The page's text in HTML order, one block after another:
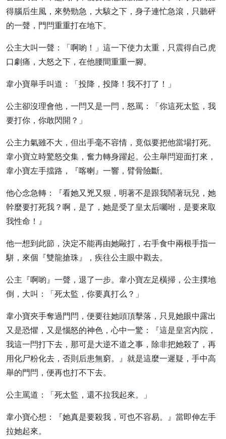
得腦后生風，來勢勁急，大駭之下，身子連忙急滾，只聽砰
的一聲，門閂重重打在地下。
公主大叫一聲：「啊喲！」這一下使力太重，只震得自己虎
口劇痛，大怒之下，在他腰間重重一腳。
韋小寶舉手叫道：「投降，投降！我不打了！」
公主卻沒理會他，一閂又是一閂，怒罵：「你這死太監，我
要打你，你敢閃開？」
公主力氣雖不大，但出手毫不容情，竟似要把他當場打死。
韋小寶立時驚怒交集，奮力轉身躍起。公主舉閂迎面打來，
韋小寶左手擋路，『喀喇』一響，臂骨險斷。
他心念急轉：『看她又兇又狠，明著不是跟我鬧著玩兒，她
幹麼要打死我？啊，是了，她是受了皇太后囑咐，是要來取
我性命！』
他一想到此節，決定不能再由她毆打，右手食中兩根手指一
駢，來個『雙龍搶珠』，疾往公主眼中戳去。
公主『啊喲』一聲，退了一步。韋小寶左足橫掃，公主撲地
倒，大叫：「死太監，你要真打么？」
韋小寶夾手奪過門閂，便要往她頭頂擊落，只見她眼中露出
又是恐懼，又是惱怒的神色，心中一驚：『這是皇宮內院，
我這一閂打下去，那可是大逆不道之事，除非把她殺了，再
用化尸粉化去，否則后患無窮。』就是這麼一遲疑，手中高
舉的門閂，便再也打不下去。
公主罵道：「死太監，還不拉我起來。」
韋小寶心想：『她真是要殺我，可也不容易。』當即伸左手
拉她起來。